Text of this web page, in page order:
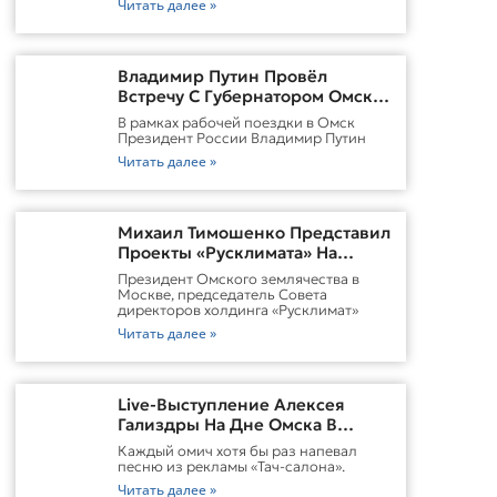
Читать далее »
Владимир Путин Провёл
Встречу С Губернатором Омской
Области Виталием
ХоценкоИсточник
В рамках рабочей поездки в Омск
Президент России Владимир Путин
Читать далее »
Михаил Тимошенко Представил
Проекты «Русклимата» На
Форуме России И Казахстана
Президент Омского землячества в
Москве, председатель Совета
директоров холдинга «Русклимат»
Читать далее »
Live-Выступление Алексея
Гализдры На Дне Омска В
Москве
Каждый омич хотя бы раз напевал
песню из рекламы «Тач-салона».
Читать далее »